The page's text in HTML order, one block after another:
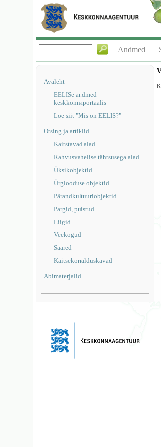
Andmed
Avaleht
EELISe andmed
keskkonnaportaalis
Loe siit "Mis on EELIS?"
Otsing ja artiklid
Kaitstavad alad
Rahvusvahelise tähtsusega alad
Üksikobjektid
Ürglooduse objektid
Pärandkultuuriobjektid
Pargid, puistud
Liigid
Veekogud
Saared
Kaitsekorralduskavad
Abimaterjalid